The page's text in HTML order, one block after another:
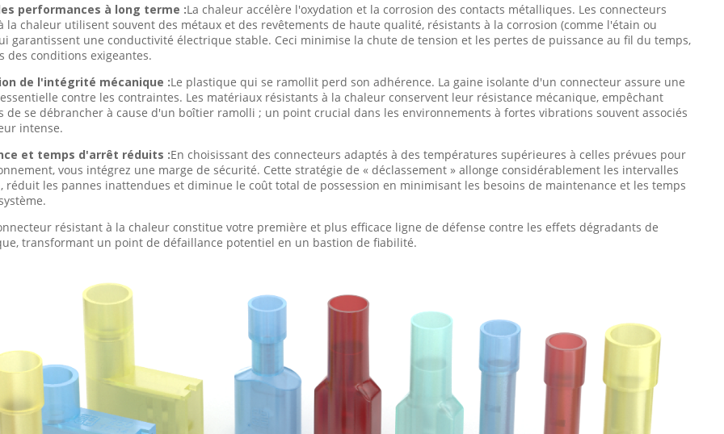
performances à long terme :La chaleur accélère l'oxydation et la corrosion des contacts métalliques. Les connecteurs
la chaleur utilisent souvent des métaux et des revêtements de haute qualité, résistants à la corrosion (comme l'étain ou
garantissent une conductivité électrique stable. Ceci minimise la chute de tension et les pertes de puissance au fil du temps,
des conditions exigeantes.
de l'intégrité mécanique :Le plastique qui se ramollit perd son adhérence. La gaine isolante d'un connecteur assure une
contre les contraintes. Les matériaux résistants à la chaleur conservent leur résistance mécanique, empêchant
de se débrancher à cause d'un boîtier ramolli ; un point crucial dans les environnements à fortes vibrations souvent associés
intense.
et temps d'arrêt réduits :En choisissant des connecteurs adaptés à des températures supérieures à celles prévues pour
vous intégrez une marge de sécurité. Cette stratégie de « déclassement » allonge considérablement les intervalles
réduit les pannes inattendues et diminue le coût total de possession en minimisant les besoins de maintenance et les temps
résistant à la chaleur constitue votre première et plus efficace ligne de défense contre les effets dégradants de
transformant un point de défaillance potentiel en un bastion de fiabilité.